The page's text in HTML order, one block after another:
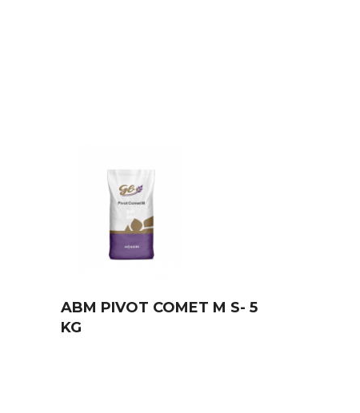
ABM PIVOT COMET M S- 5
KG